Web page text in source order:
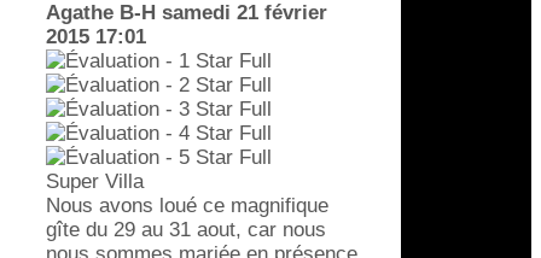
Agathe B-H samedi 21 février
2015 17:01
Super Villa
Nous avons loué ce magnifique
gîte du 29 au 31 aout, car nous